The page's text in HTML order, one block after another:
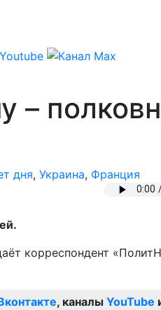
–
дня, Украина, Франция
корреспондент
, каналы YouTube